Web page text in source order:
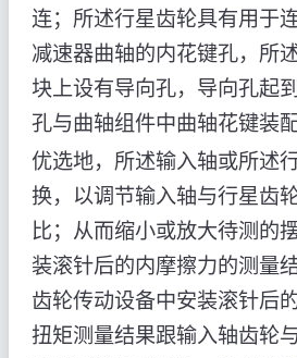
连；所述行星齿轮具有用于
减速器曲轴的内花键孔，所
块上设有导向孔，导向孔起
孔与曲轴组件中曲轴花键装
优选地，所述输入轴或所述
换，以调节输入轴与行星齿
比；从而缩小或放大待测的
装滚针后的内摩擦力的测量
齿轮传动设备中安装滚针后
扭矩测量结果跟输入轴齿轮